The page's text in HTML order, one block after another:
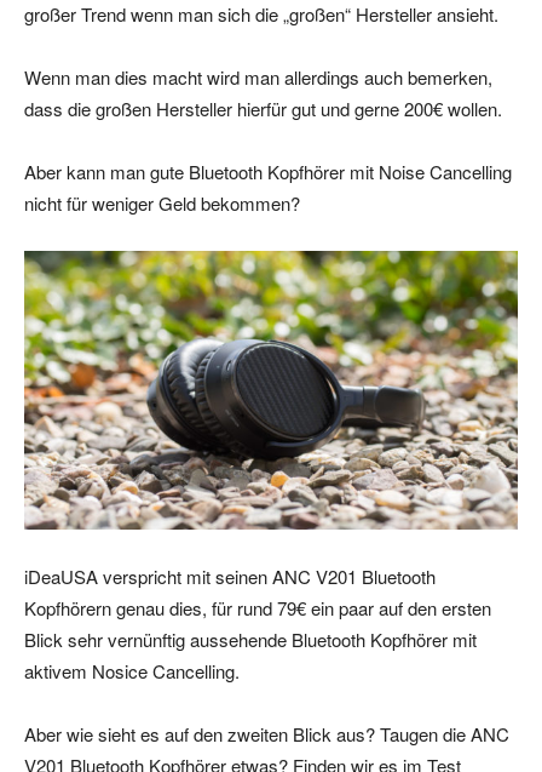
großer Trend wenn man sich die „großen“ Hersteller ansieht.
Wenn man dies macht wird man allerdings auch bemerken,
dass die großen Hersteller hierfür gut und gerne 200€ wollen.
Aber kann man gute Bluetooth Kopfhörer mit Noise Cancelling
nicht für weniger Geld bekommen?
iDeaUSA verspricht mit seinen ANC V201 Bluetooth
Kopfhörern genau dies, für rund 79€ ein paar auf den ersten
Blick sehr vernünftig aussehende Bluetooth Kopfhörer mit
aktivem Nosice Cancelling.
Aber wie sieht es auf den zweiten Blick aus? Taugen die ANC
V201 Bluetooth Kopfhörer etwas? Finden wir es im Test